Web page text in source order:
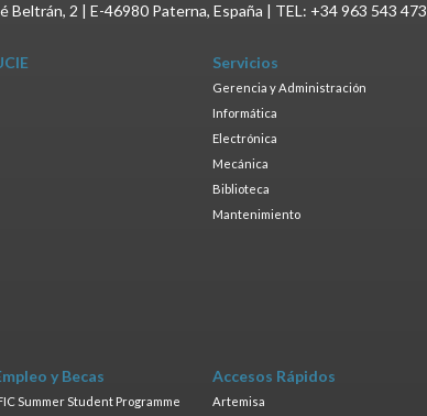
2 | E-46980 Paterna, España | TEL: +34 963 543 473
Servicios
Gerencia y Administración
Informática
Electrónica
Mecánica
Biblioteca
Mantenimiento
y Becas
Summer Student Programme
Accesos Rápidos
Artemisa